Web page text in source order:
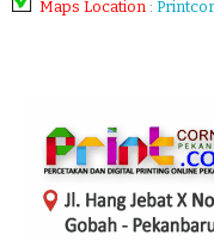
Maps Location :